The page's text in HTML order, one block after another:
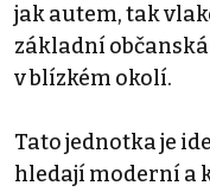
jak autem, tak
základní
v blízkém okolí.
Tato jednotka je
hledají moderní a